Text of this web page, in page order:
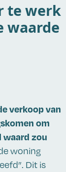
te werk
waarde
verkoop van
om
waard zou
woning
Dit is